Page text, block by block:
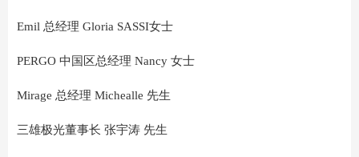
Emil 总经理 Gloria SASSI女士
PERGO 中国区总经理 Nancy 女士
Mirage 总经理 Michealle 先生
三雄极光董事长 张宇涛 先生